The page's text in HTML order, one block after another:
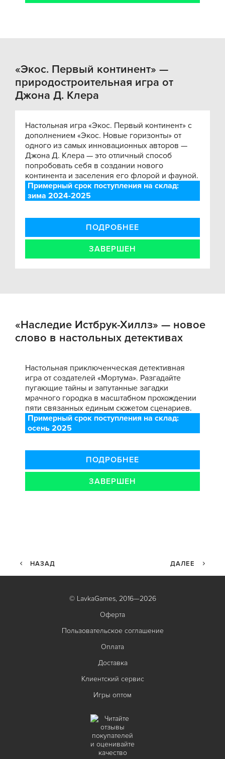
«Экос. Первый континент» —
природостроительная игра от
Джона Д. Клера
Настольная игра «Экос. Первый континент» с
дополнением «Экос. Новые горизонты» от
одного из самых инновационных авторов —
Джона Д. Клера — это отличный способ
попробовать себя в создании нового
континента и заселения его флорой и фауной.
Примерный срок поступления на склад:
зима 2024-2025
ПОДРОБНЕЕ
ЗАВЕРШЕН
«Наследие Истбрук-Хиллз» — новое
слово в настольных детективах
Настольная приключенческая детективная
игра от создателей «Мортума». Разгадайте
пугающие тайны и запутанные загадки
мрачного городка в масштабном прохождении
пяти связанных единым сюжетом сценариев.
Примерный срок поступления на склад:
осень 2025
ПОДРОБНЕЕ
ЗАВЕРШЕН
НАЗАД ДАЛЕЕ
© LavkaGames, 2016—2026
Оферта
Пользовательское соглашение
Оплата
Доставка
Клиентский сервис
Игры оптом